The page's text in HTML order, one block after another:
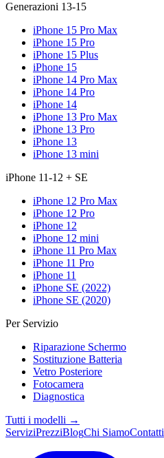
Generazioni 13-15
iPhone 15 Pro Max
iPhone 15 Pro
iPhone 15 Plus
iPhone 15
iPhone 14 Pro Max
iPhone 14 Pro
iPhone 14
iPhone 13 Pro Max
iPhone 13 Pro
iPhone 13
iPhone 13 mini
iPhone 11-12 + SE
iPhone 12 Pro Max
iPhone 12 Pro
iPhone 12
iPhone 12 mini
iPhone 11 Pro Max
iPhone 11 Pro
iPhone 11
iPhone SE (2022)
iPhone SE (2020)
Per Servizio
Riparazione Schermo
Sostituzione Batteria
Vetro Posteriore
Fotocamera
Diagnostica
Tutti i modelli →
ServiziPrezziBlogChi SiamoContatti